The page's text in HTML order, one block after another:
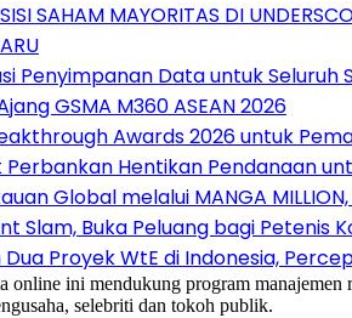
SAHAM MAYORITAS DI
Penyimpanan Data untuk
GSMA M360 ASEAN 2026
Awards 2026 untuk
Perbankan Hentikan Pendanaan
Global melalui MANGA
Slam, Buka Peluang bagi Petenis
Dua Proyek WtE di Indonesia,
online ini mendukung program
selebriti dan tokoh publik.